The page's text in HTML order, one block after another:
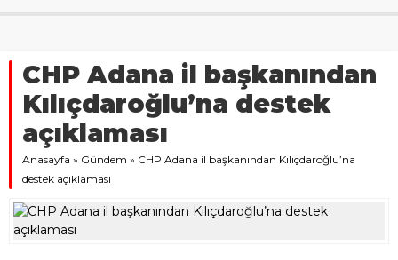
CHP Adana il başkanından
Kılıçdaroğlu’na destek
açıklaması
Anasayfa » Gündem » CHP Adana il başkanından Kılıçdaroğlu’na
destek açıklaması